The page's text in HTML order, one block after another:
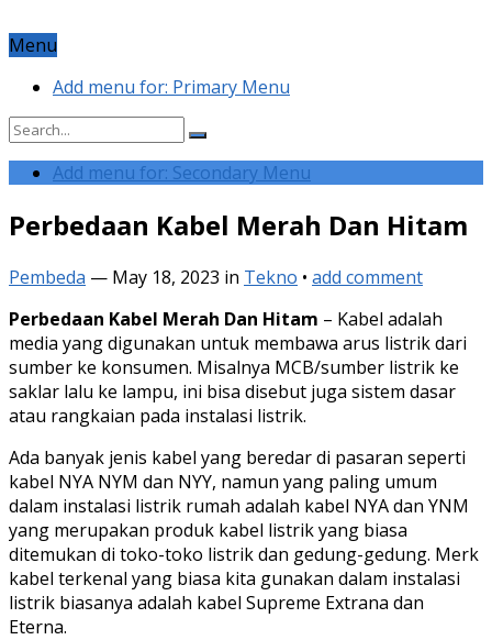
Menu
Add menu for: Primary Menu
Add menu for: Secondary Menu
Perbedaan Kabel Merah Dan Hitam
Pembeda — May 18, 2023 in Tekno • add comment
Perbedaan Kabel Merah Dan Hitam – Kabel adalah
media yang digunakan untuk membawa arus listrik dari
sumber ke konsumen. Misalnya MCB/sumber listrik ke
saklar lalu ke lampu, ini bisa disebut juga sistem dasar
atau rangkaian pada instalasi listrik.
Ada banyak jenis kabel yang beredar di pasaran seperti
kabel NYA NYM dan NYY, namun yang paling umum
dalam instalasi listrik rumah adalah kabel NYA dan YNM
yang merupakan produk kabel listrik yang biasa
ditemukan di toko-toko listrik dan gedung-gedung. Merk
kabel terkenal yang biasa kita gunakan dalam instalasi
listrik biasanya adalah kabel Supreme Extrana dan
Eterna.